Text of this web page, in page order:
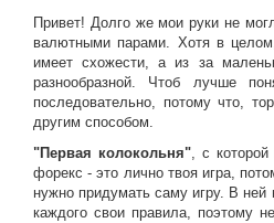
Привет! Долго же мои руки не
валютными парами. Хотя в
имеет схожести, а из за
разнообразной. Чтоб лучше
последовательно, потому что,
другим способом.
"Первая колокольня", с которой
форекс - это лично твоя игра,
нужно придумать саму игру. В
каждого свои правила, поэтому